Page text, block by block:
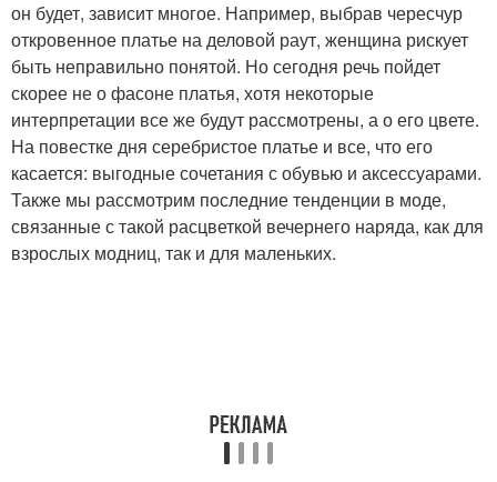
он будет, зависит многое. Например, выбрав чересчур
откровенное платье на деловой раут, женщина рискует
быть неправильно понятой. Но сегодня речь пойдет
скорее не о фасоне платья, хотя некоторые
интерпретации все же будут рассмотрены, а о его цвете.
На повестке дня серебристое платье и все, что его
касается: выгодные сочетания с обувью и аксессуарами.
Также мы рассмотрим последние тенденции в моде,
связанные с такой расцветкой вечернего наряда, как для
взрослых модниц, так и для маленьких.